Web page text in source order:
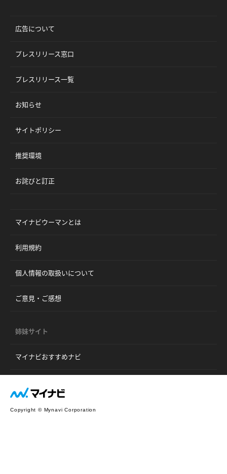
広告について
プレスリリース窓口
プレスリリース一覧
お知らせ
サイトポリシー
推奨環境
お詫びと訂正
マイナビウーマンとは
利用規約
個人情報の取扱いについて
ご意見・ご感想
姉妹サイト
マイナビおすすめナビ
Copyright © Mynavi Corporation